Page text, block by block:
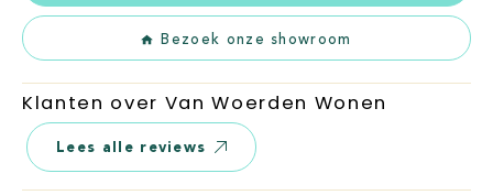
Bezoek onze showroom
Klanten over Van Woerden Wonen
Lees alle reviews